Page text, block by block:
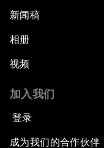
新闻稿
相册
视频
加入我们
登录
成为我们的合作伙伴